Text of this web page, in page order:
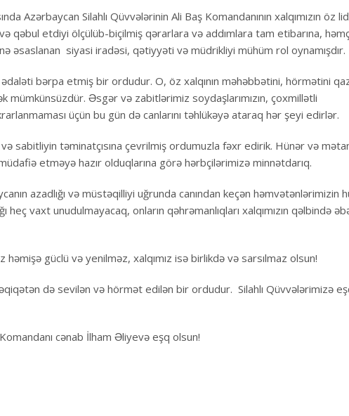
Azərbaycan Silahlı Qüvvələrinin Ali Baş Komandanının xalqımızın öz
qəbul etdiyi ölçülüb-biçilmiş qərarlara və addımlara tam etibarına,
əsaslanan siyasi iradəsi, qətiyyəti və müdrikliyi mühüm rol oynamışdır.
bərpa etmiş bir ordudur. O, öz xalqının məhəbbətini, hörmətini
mümkünsüzdür. Əsgər və zabitlərimiz soydaşlarımızın, çoxmillətli
üçün bu gün də canlarını təhlükəyə ataraq hər şeyi edirlər.
və sabitliyin təminatçısına çevrilmiş ordumuzla fəxr edirik. Hünər və
etməyə hazır olduqlarına görə hərbçilərimizə minnətdarıq.
azadlığı və müstəqilliyi uğrunda canından keçən həmvətənlərimizin
heç vaxt unudulmayacaq, onların qəhrəmanlıqları xalqımızın qəlbində
güclü və yenilməz, xalqımız isə birlikdə və sarsılmaz olsun!
də sevilən və hörmət edilən bir ordudur. Silahlı Qüvvələrimizə
cənab İlham Əliyevə eşq olsun!